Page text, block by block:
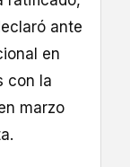
ante
en
con la
marzo